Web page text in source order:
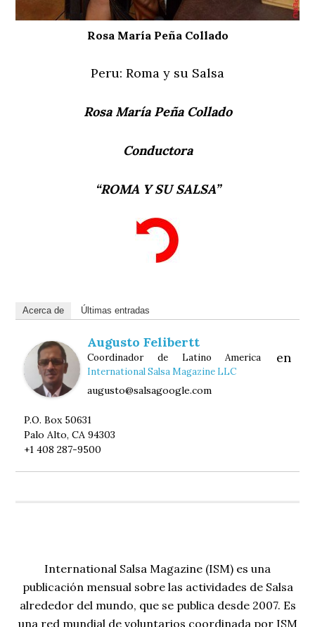
Rosa María Peña Collado
Peru: Roma y su Salsa
Rosa María Peña Collado
Conductora
“ROMA Y SU SALSA”
Acerca de Últimas entradas
Augusto Felibertt
Coordinador de Latino America en
International Salsa Magazine LLC
augusto@salsagoogle.com
P.O. Box 50631
Palo Alto, CA 94303
+1 408 287-9500
International Salsa Magazine (ISM) es una
publicación mensual sobre las actividades de Salsa
alrededor del mundo, que se publica desde 2007. Es
una red mundial de voluntarios coordinada por ISM